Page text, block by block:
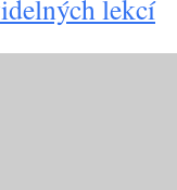
lekcí